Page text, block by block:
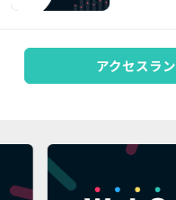
アクセスラ